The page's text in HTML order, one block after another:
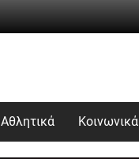
Αθλητικά Κοινωνικά